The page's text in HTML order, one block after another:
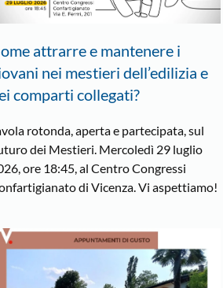
attrarre e mantenere i
nei mestieri dell’edilizia e
comparti collegati?
rotonda, aperta e partecipata, sul
dei Mestieri. Mercoledì 29 luglio
ore 18:45, al Centro Congressi
di Vicenza. Vi aspettiamo!